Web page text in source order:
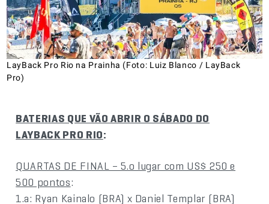
LayBack Pro Rio na Prainha (Foto: Luiz Blanco / LayBack
Pro)
BATERIAS QUE VÃO ABRIR O SÁBADO DO
LAYBACK PRO RIO:
QUARTAS DE FINAL – 5.o lugar com US$ 250 e
500 pontos:
1.a: Ryan Kainalo (BRA) x Daniel Templar (BRA)